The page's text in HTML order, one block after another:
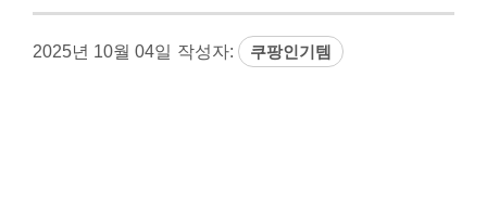
2025년 10월 04일 작성자: 쿠팡인기템